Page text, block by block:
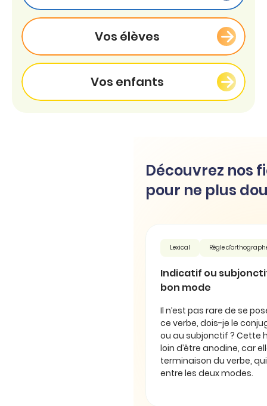
Vos élèves
Vos enfants
Découvrez nos
pour ne plus
Lexical Règle
Indicatif ou
bon mode
Il n’est pas rare de se
ce verbe, dois-je le
ou au subjonctif ? Cette
loin d’être anodine, car
terminaison du verbe,
entre les deux modes.